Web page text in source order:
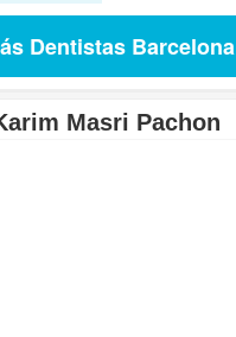
Dentistas Barcelona
Masri Pachon